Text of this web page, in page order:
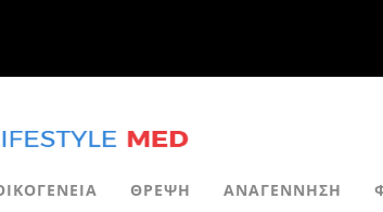
ΘΡΈΨΗ ΑΝΑΓΈΝΝΗΣΗ